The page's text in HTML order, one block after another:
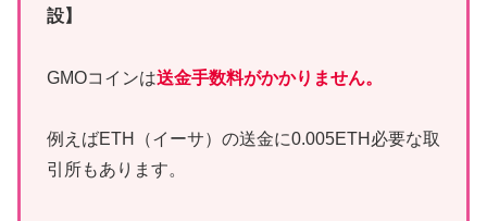
設】
GMOコインは送金手数料がかかりません。
例えばETH（イーサ）の送金に0.005ETH必要な取
引所もあります。